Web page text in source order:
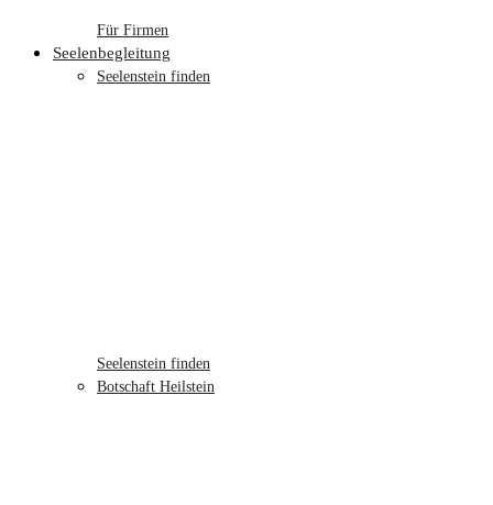
Für Firmen
Seelenbegleitung
Seelenstein finden
Seelenstein finden
Botschaft Heilstein